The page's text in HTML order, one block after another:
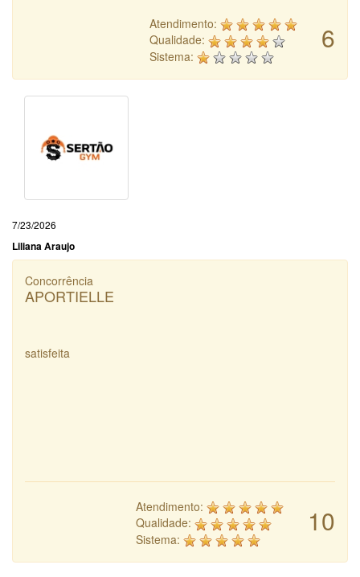
6
Atendimento:
Qualidade:
Sistema:
7/23/2026
Liliana Araujo
Concorrência
APORTIELLE
satisfeita
10
Atendimento:
Qualidade:
Sistema: